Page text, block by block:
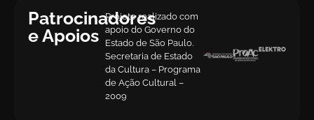
Patrocinadores
e Apoios
Projeto realizado com
apoio do Governo do
Estado de São Paulo.
Secretaria de Estado
da Cultura – Programa
de Ação Cultural –
2009